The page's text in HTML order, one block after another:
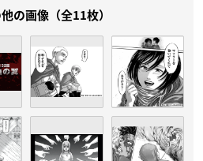
の画像（全11枚）